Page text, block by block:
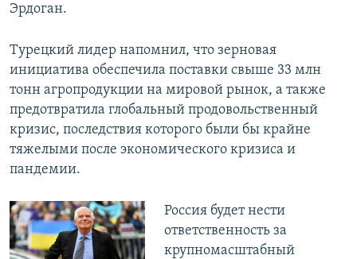
Эрдоган.
Турецкий лидер напомнил, что зерновая
инициатива обеспечила поставки свыше 33 млн
тонн агропродукции на мировой рынок, а также
предотвратила глобальный продовольственный
кризис, последствия которого были бы крайне
тяжелыми после экономического кризиса и
пандемии.
Россия будет нести
ответственность за
крупномасштабный